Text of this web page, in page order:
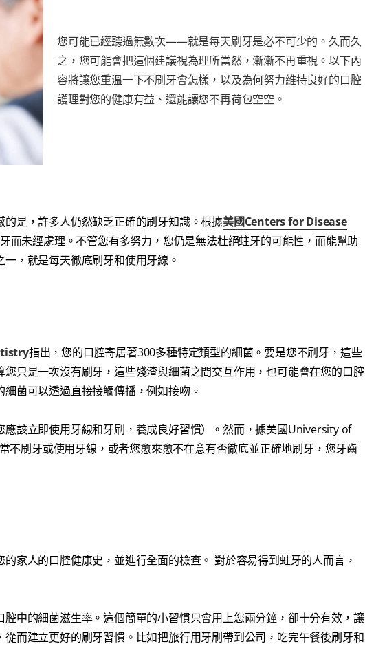
您可能已經聽過無數次——就是每天刷牙是必不可少的。久而久
之，您可能會把這個建議視為理所當然，漸漸不再重視。以下內
容將讓您重溫一下不刷牙會怎樣，以及為何努力維持良好的口腔
護理對您的健康有益、還能讓您不再荷包空空。
是，許多人仍然缺乏正確的刷牙知識。根據美國Centers for Disease
而未經處理。不管您有多努力，您仍是無法杜絕蛀牙的可能性，而能幫助
，就是每天徹底刷牙和使用牙線。
指出，您的口腔寄居著300多種特定類型的細菌。要是您不刷牙，這些
只是一次沒有刷牙，這些殘渣與細菌之間交互作用，也可能會在您的口腔
菌可以透過直接接觸傳播，例如接吻。
該立即使用牙線和牙刷，養成良好習慣）。然而，據美國University of
刷牙或使用牙線，或者您愈來愈不在意有否徹底並正確地刷牙，您牙齒
家人的口腔健康史，並進行全面的檢查。 對於容易得到蛀牙的人而言，
中的細菌滋生率。這個簡單的小習慣只會用上您兩分鐘，卻十分有效，讓
而建立更好的刷牙習慣。比如把旅行用牙刷帶到公司，吃完午餐後刷牙和